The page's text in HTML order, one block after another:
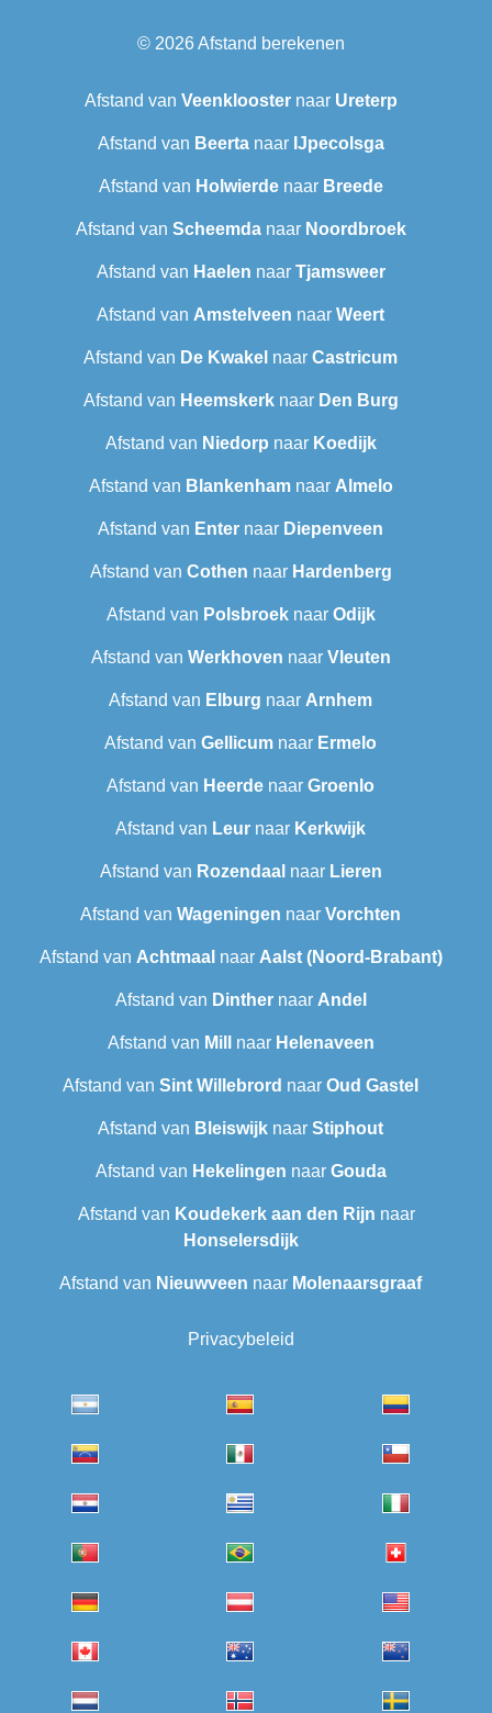
© 2026Afstand berekenen
Afstand van Veenkloosternaar Ureterp
Afstand van Beertanaar IJpecolsga
Afstand van Holwierdenaar Breede
Afstand van Scheemdanaar Noordbroek
Afstand van Haelen naar Tjamsweer
Afstand van Amstelveen naar Weert
Afstand van De Kwakel naar Castricum
Afstand van Heemskerknaar Den Burg
Afstand van Niedorp naar Koedijk
Afstand van Blankenhamnaar Almelo
Afstand van Enter naar Diepenveen
Afstand van Cothen naar Hardenberg
Afstand van Polsbroeknaar Odijk
Afstand van Werkhoven naar Vleuten
Afstand van Elburg naar Arnhem
Afstand van Gellicum naar Ermelo
Afstand van Heerde naar Groenlo
Afstand van Leur naar Kerkwijk
Afstand van Rozendaal naar Lieren
Afstand van Wageningen naar Vorchten
Afstand van Achtmaal naar Aalst (Noord-Brabant)
Afstand van Dinthernaar Andel
Afstand van Mill naar Helenaveen
Afstand van Sint Willebrord naar Oud Gastel
Afstand van Bleiswijk naar Stiphout
Afstand van Hekelingen naar Gouda
Afstand van Koudekerk aan den Rijn naar
Honselersdijk
Afstand van Nieuwveen naar Molenaarsgraaf
Privacybeleid